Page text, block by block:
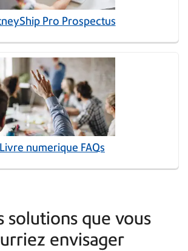
Pro Prospectus
Livre numerique FAQs
solutions que vous
envisager